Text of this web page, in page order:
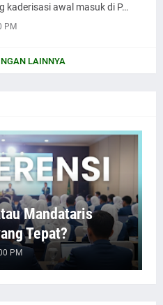
kaderisasi awal masuk di P…
PM
LAINNYA
Mandataris
Tepat?
PM